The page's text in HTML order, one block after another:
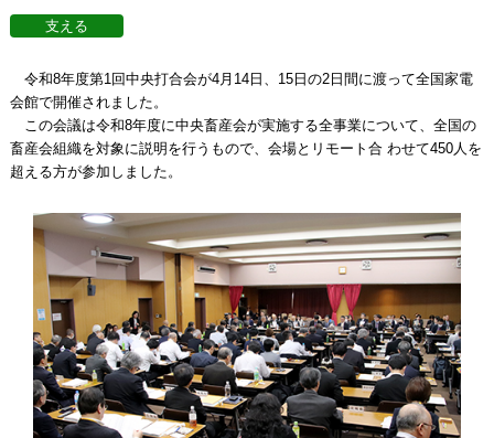
令和8年度第1回中央打合会が4月14日、15日の2日間に渡って全国家電
会館で開催されました。
この会議は令和8年度に中央畜産会が実施する全事業について、全国の
畜産会組織を対象に説明を行うもので、会場とリモート合 わせて450人を
超える方が参加しました。